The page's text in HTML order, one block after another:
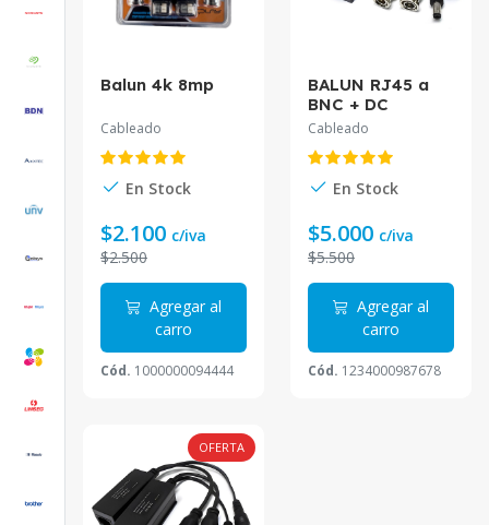
Balun 4k 8mp
Cableado
En Stock
$2.100 c/iva
$2.500
Agregar al
carro
Cód. 1000000094444
BALUN RJ45 a
BNC + DC
PASIVO 12V
Cableado
En Stock
$5.000 c/iva
$5.500
Agregar al
carro
Cód. 1234000987678
OFERTA